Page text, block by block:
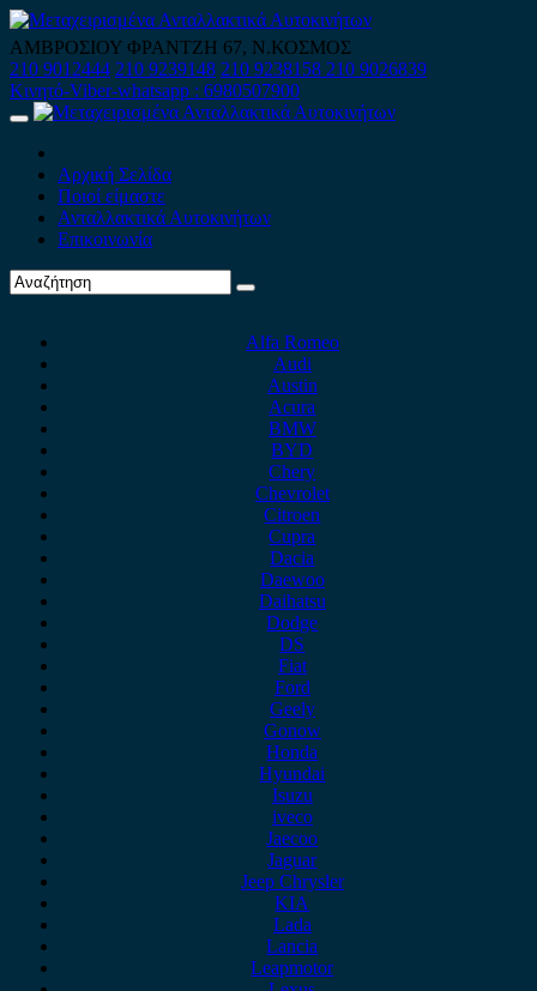
Skip
to
content
ΑΜΒΡΟΣΙΟΥ ΦΡΑΝΤΖΗ 67, Ν.ΚΟΣΜΟΣ
210 9012444 210 9239148 210 9238158 210 9026839
Κινητό-Viber-whatsapp : 6980507900
Primary
Αρχική Σελίδα
Ποιοί είμαστε
Ανταλλακτικά Αυτοκινήτων
Επικοινωνία
Alfa Romeo
Audi
Austin
Acura
BMW
BYD
Chery
Chevrolet
Citroen
Cupra
Dacia
Daewoo
Daihatsu
Dodge
DS
Fiat
Ford
Geely
Gonow
Honda
Hyundai
Isuzu
iveco
Jaecoo
Jaguar
Jeep Chrysler
KIA
Lada
Lancia
Leapmotor